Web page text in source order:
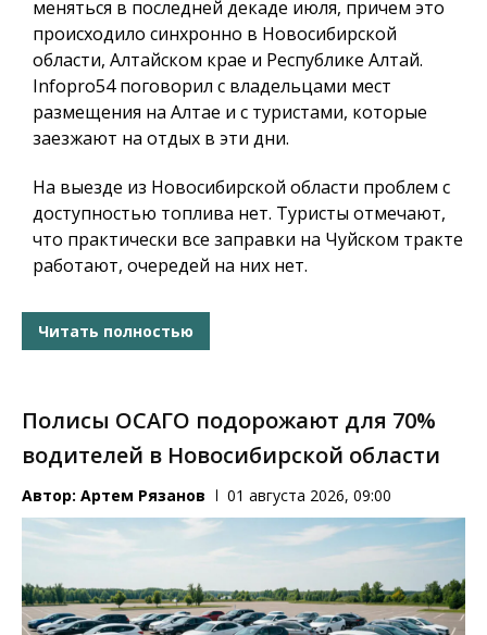
меняться в последней декаде июля, причем это
происходило синхронно в Новосибирской
области, Алтайском крае и Республике Алтай.
Infopro54поговорил с владельцами мест
размещения на Алтае и с туристами, которые
заезжают на отдых в эти дни.
На выезде из Новосибирской области проблем с
доступностью топлива нет. Туристы отмечают,
что практически все заправки на Чуйском тракте
работают, очередей на них нет.
Читать полностью
Полисы ОСАГО подорожают для 70%
водителей в Новосибирской области
Автор: Артем Рязанов 01 августа 2026, 09:00